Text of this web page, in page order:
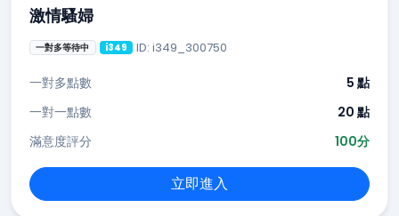
激情騷婦
一對多等待中 i349 ID: i349_300750
一對多點數
5 點
一對一點數
20 點
滿意度評分
100分
立即進入